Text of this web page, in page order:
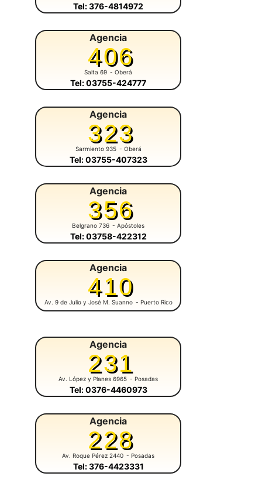
Tel: 376-4814972
Agencia
406
Salta 69 - Oberá
Tel: 03755-424777
Agencia
323
Sarmiento 935 - Oberá
Tel: 03755-407323
Agencia
356
Belgrano 736 - Apóstoles
Tel: 03758-422312
Agencia
410
Av. 9 de Julio y José M. Suanno - Puerto Rico
Agencia
231
Av. López y Planes 6965 - Posadas
Tel: 0376-4460973
Agencia
228
Av. Roque Pérez 2440 - Posadas
Tel: 376-4423331